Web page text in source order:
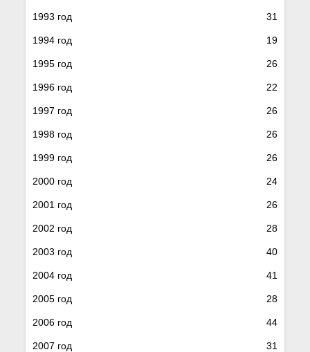
1993 год 31
1994 год 19
1995 год 26
1996 год 22
1997 год 26
1998 год 26
1999 год 26
2000 год 24
2001 год 26
2002 год 28
2003 год 40
2004 год 41
2005 год 28
2006 год 44
2007 год 31